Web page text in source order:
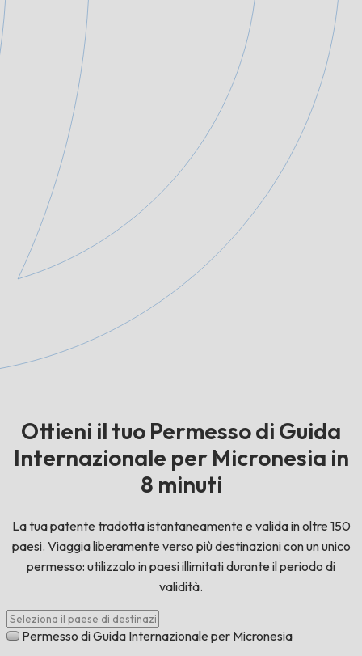
Ottieni il tuo Permesso di Guida
Internazionale per Micronesia in
8 minuti
La tua patente tradotta istantaneamente e valida in oltre 150
paesi. Viaggia liberamente verso più destinazioni con un unico
permesso: utilizzalo in paesi illimitati durante il periodo di
validità.
Permesso di Guida Internazionale per Micronesia